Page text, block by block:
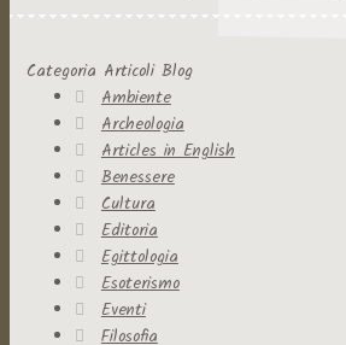
Categoria Articoli Blog
Ambiente
Archeologia
Articles in English
Benessere
Cultura
Editoria
Egittologia
Esoterismo
Eventi
Filosofia